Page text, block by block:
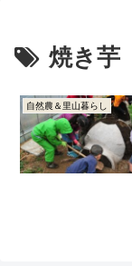
焼き芋
自然農＆里山暮らし